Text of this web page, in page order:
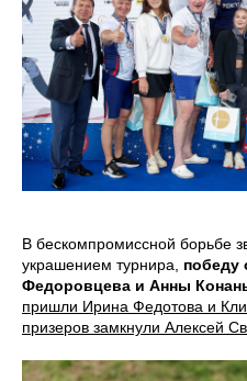
В бескомпромиссной борьбе
украшением турнира, победу
Федоровцева и Анны
пришли Ирина Федотова и
призеров замкнули Алексей